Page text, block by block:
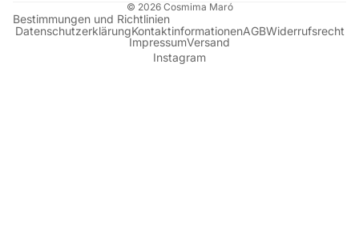
© 2026 Cosmima Maró
Bestimmungen und Richtlinien
DatenschutzerklärungKontaktinformationenAGBWiderrufsrecht
ImpressumVersand
Instagram